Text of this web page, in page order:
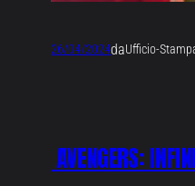
26/04/2024daUfficio-
AVENGERS: